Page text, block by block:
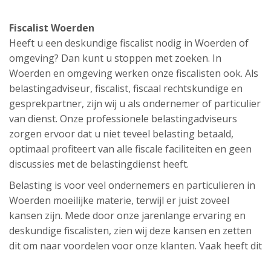
Fiscalist Woerden
Heeft u een deskundige fiscalist nodig in Woerden of
omgeving? Dan kunt u stoppen met zoeken. In
Woerden en omgeving werken onze fiscalisten ook. Als
belastingadviseur, fiscalist, fiscaal rechtskundige en
gesprekpartner, zijn wij u als ondernemer of particulier
van dienst. Onze professionele belastingadviseurs
zorgen ervoor dat u niet teveel belasting betaald,
optimaal profiteert van alle fiscale faciliteiten en geen
discussies met de belastingdienst heeft.
Belasting is voor veel ondernemers en particulieren in
Woerden moeilijke materie, terwijl er juist zoveel
kansen zijn. Mede door onze jarenlange ervaring en
deskundige fiscalisten, zien wij deze kansen en zetten
dit om naar voordelen voor onze klanten. Vaak heeft dit